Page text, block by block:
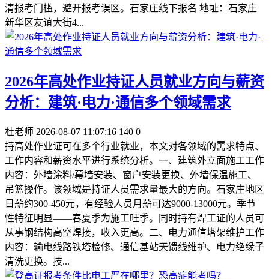
清报考门槛，避开报考误区。石家庄线下报名 地址：石家庄
新华区友谊大街4...
2026年高处作业持证人员就业方向与薪资
分析：建筑·电力·通信多个领域需求
杜老师 2026-08-07 11:07:16 140 0
持高处作业证可在多个行业就业，本文对各领域的需求特点、
工作内容和薪资水平进行系统分析。一、建筑外立面施工工作
内容：外墙涂料/幕墙安装、窗户安装更换、外墙保温施工、
吊篮操作。该领域是持证人员需求量最大的方向。石家庄地区
日薪约300-450元，有经验人员月薪可达9000-13000元。季节
性特征明显——春夏季为施工旺季。同时持有焊工证的人员可
从事钢结构高空焊接，收入更高。二、电力通信塔架维护工作
内容：输电线路铁塔检修、通信基站天馈线维护、电力绝缘子
清洗更换。技...